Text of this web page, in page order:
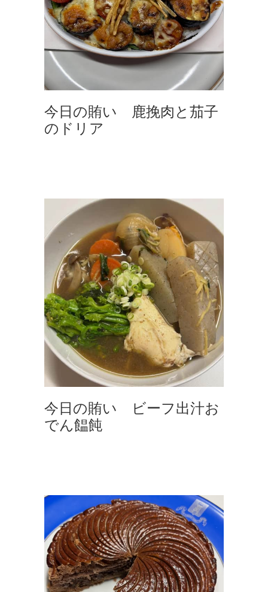
今日の賄い 鹿挽肉と茄子
のドリア
今日の賄い ビーフ出汁お
でん饂飩